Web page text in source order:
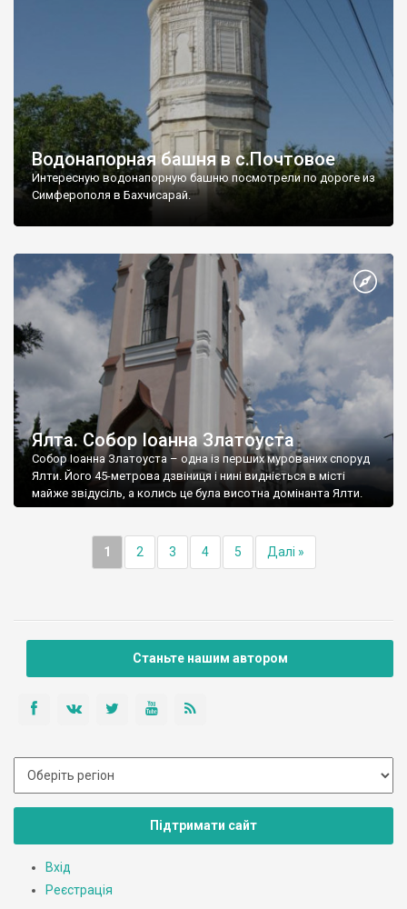
Водонапорная башня в с.Почтовое
Интересную водонапорную башню посмотрели по дороге из
Симферополя в Бахчисарай.
Ялта. Собор Іоанна Златоуста
Собор Іоанна Златоуста – одна із перших мурованих споруд
Ялти. Його 45-метрова дзвіниця і нині видніється в місті
майже звідусіль, а колись це була висотна домінанта Ялти.
1 2 3 4 5 Далі »
Станьте нашим автором
Підтримати сайт
Вхід
Реєстрація